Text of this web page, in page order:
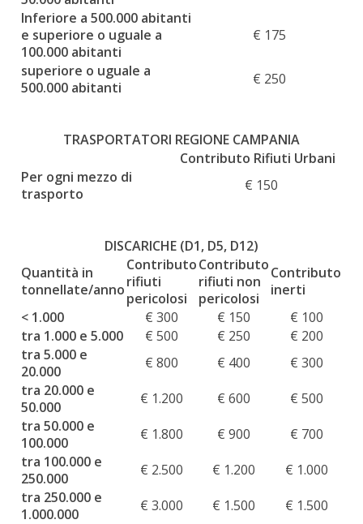
Inferiore a 500.000 abitanti
e superiore o uguale a
100.000 abitanti
€ 175
superiore o uguale a
500.000 abitanti
€ 250
TRASPORTATORI REGIONE CAMPANIA
Contributo Rifiuti Urbani
Per ogni mezzo di
trasporto
€ 150
DISCARICHE (D1, D5, D12)
Quantità in
tonnellate/anno
Contributo
rifiuti
pericolosi
Contributo
rifiuti non
pericolosi
Contributo
inerti
< 1.000
€ 300 € 150
€ 100
tra 1.000 e 5.000
€ 500 € 250
€ 200
tra 5.000 e
20.000
€ 800 € 400
€ 300
tra 20.000 e
50.000
€ 1.200 € 600
€ 500
tra 50.000 e
100.000
€ 1.800 € 900
€ 700
tra 100.000 e
250.000
€ 2.500 € 1.200
€ 1.000
tra 250.000 e
1.000.000
€ 3.000 € 1.500 € 1.500